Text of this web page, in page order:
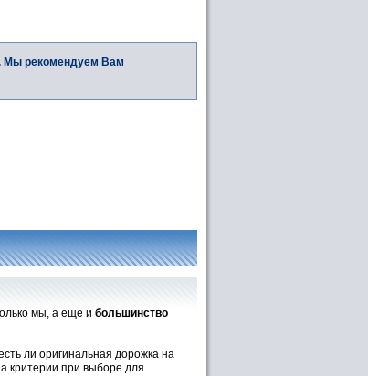
Мы рекомендуем Вам
мы, а еще и большинство
ли оригинальная дорожка на
критерии при выборе для